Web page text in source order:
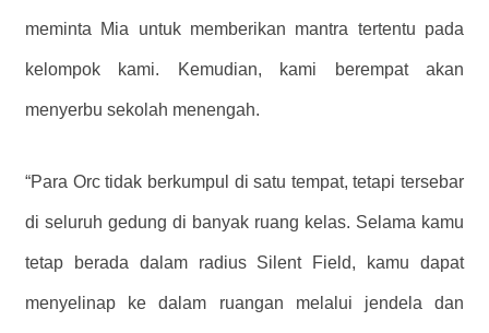
meminta Mia untuk memberikan mantra tertentu pada
kelompok kami. Kemudian, kami berempat akan
menyerbu sekolah menengah.
“Para Orc tidak berkumpul di satu tempat, tetapi tersebar
di seluruh gedung di banyak ruang kelas. Selama kamu
tetap berada dalam radius Silent Field, kamu dapat
menyelinap ke dalam ruangan melalui jendela dan